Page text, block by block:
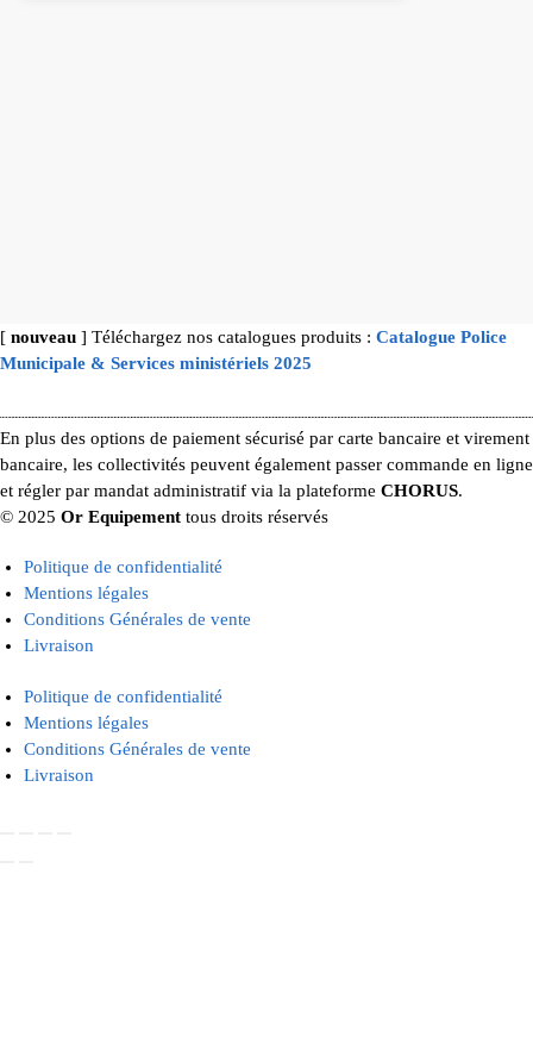
[ nouveau ] Téléchargez nos catalogues produits : Catalogue Police
Municipale & Services ministériels 2025
En plus des options de paiement sécurisé par carte bancaire et virement
bancaire, les collectivités peuvent également passer commande en ligne
et régler par mandat administratif via la plateforme CHORUS.
© 2025 Or Equipement tous droits réservés
Politique de confidentialité
Mentions légales
Conditions Générales de vente
Livraison
Politique de confidentialité
Mentions légales
Conditions Générales de vente
Livraison